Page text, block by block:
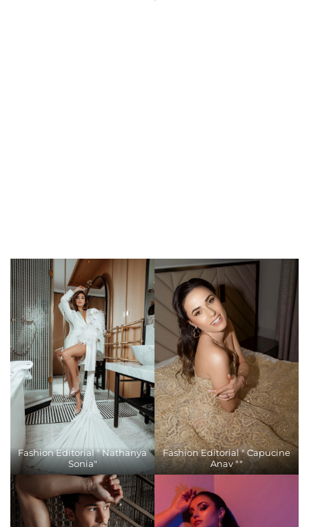
Fashion Editorial " Nathanya
Sonia"
Fashion Editorial " Capucine
Anav ""